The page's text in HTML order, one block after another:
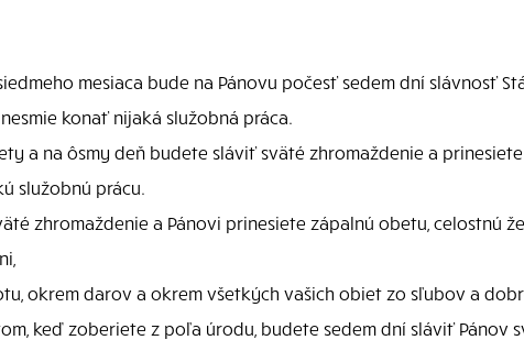
mesiaca bude na Pánovu počesť sedem dní slávnosť
konať nijaká služobná práca.
a na ôsmy deň budete sláviť sväté zhromaždenie a
služobnú prácu.
zhromaždenie a Pánovi prinesiete zápalnú obetu, celostnú
okrem darov a okrem všetkých vašich obiet zo sľubov a
keď zoberiete z poľa úrodu, budete sedem dní sláviť Pánov